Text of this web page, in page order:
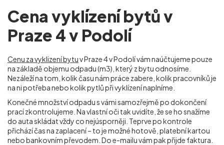
Cena vyklízení bytů v
Praze 4 v Podolí
Cenu za vyklizení bytuv Praze 4 v Podolí vám naúčtujeme pouze
na základě objemu odpadu (m3), který z bytu odnosíme.
Nezáleží na tom, kolik času nám práce zabere, kolik pracovníků je
na ni potřeba nebo kolik pytlů při vyklízení naplníme.
Konečné množství odpadu s vámi samozřejmě po dokončení
prací zkontrolujeme. Na vlastní oči tak uvidíte, že se ho snažíme
do auta skládat vždy co nejúsporněji. Teprve po kontrole
přichází čas na zaplacení – to je možné hotově, platební kartou
nebo bankovním převodem. Do e-mailu vám pak přijde faktura.